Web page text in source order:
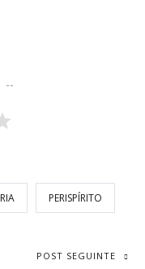
PERISPÍRITO
POST SEGUINTE